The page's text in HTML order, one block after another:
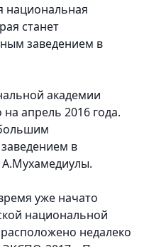
национальная
станет
заведением в
академии
апрель 2016 года.
в
А.Мухамедиулы.
уже начато
национальной
недалеко